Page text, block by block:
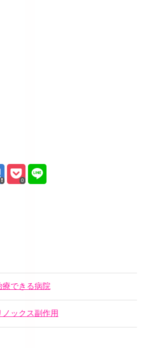
0
療できる病院
ックス副作用